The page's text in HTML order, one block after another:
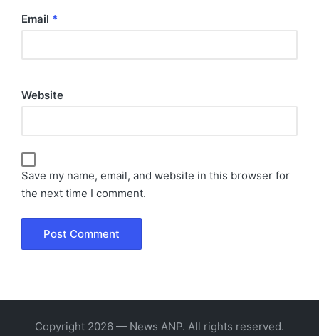
Email *
Website
Save my name, email, and website in this browser for
the next time I comment.
Copyright 2026 — News ANP. All rights reserved.